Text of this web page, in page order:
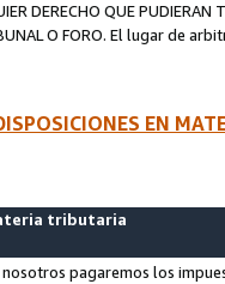
DERECHO QUE
O FORO. El lugar de
EN
tributaria
pagaremos los